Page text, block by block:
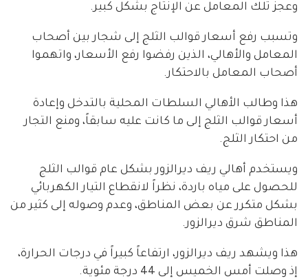
وعجز تلك المعامل عن الإنتاج بشكل كبير.
وتسبب رفع أسعار قوالب الثلج إلى شجار بين أصحاب
المعامل والأهالي، الذين رفضوا رفع الأسعار، واتهموا
أصحاب المعامل بالاحتكار.
هذا وطالب الأهالي السلطات المحلية بالتدخل وإعادة
أسعار قوالب الثلج إلى ما كانت عليه سابقاً، ومنع التجار
من احتكار الثلج.
ويستخدم أهالي ريف ديرالزور بشكل عام قوالب الثلج
للحصول على مياه باردة، نظراً لانقطاع التيار الكهربائي
بشكل متكرر عن بعض المناطق، وعدم وصوله إلى كثير من
المناطق شرق ديرالزور.
هذا ويشهد ريف ديرالزور، ارتفاعاً كبيراً في درجات الحرارة،
إذ وصلت أمس الخميس إلى 44 درجة مئوية.